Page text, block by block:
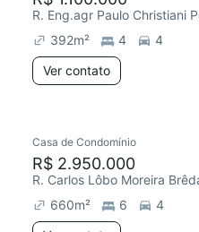
392m² 4
4
Ver contato
Casa de Condomínio
R$ 2.950.000
R. Carlos Lôbo Moreira
660m² 6
4